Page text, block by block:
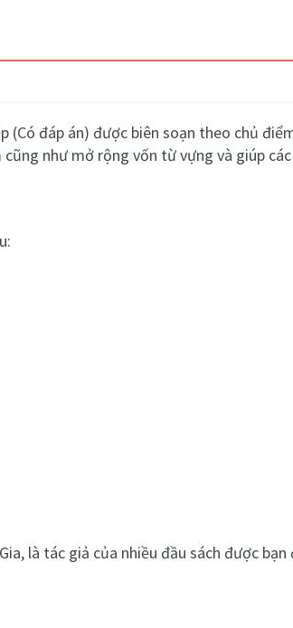
(Có đáp án) được biên soạn theo chủ
như mở rộng vốn từ vựng và giúp
là tác giả của nhiều đầu sách được bạn